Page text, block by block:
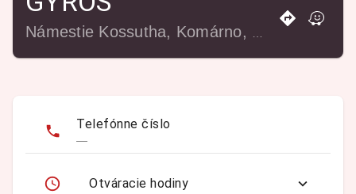
Telefónne číslo
—
Otváracie hodiny